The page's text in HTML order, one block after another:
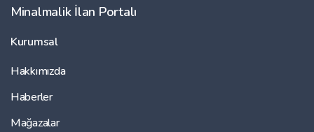
Minalmalik İlan Portalı
Kurumsal
Hakkımızda
Haberler
Mağazalar